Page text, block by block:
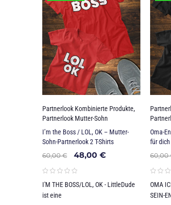
Partnerlook Kombinierte Produkte,
Partnerlook Mutter-Sohn
I’m the Boss / LOL, OK – Mutter-
Sohn-Partnerlook 2 T-Shirts
60,00€ 48,00 €
I'M THE BOSS/LOL, OK - LittleDude
ist eine
Oma-
für dich
60,00
OMA
SEIN-